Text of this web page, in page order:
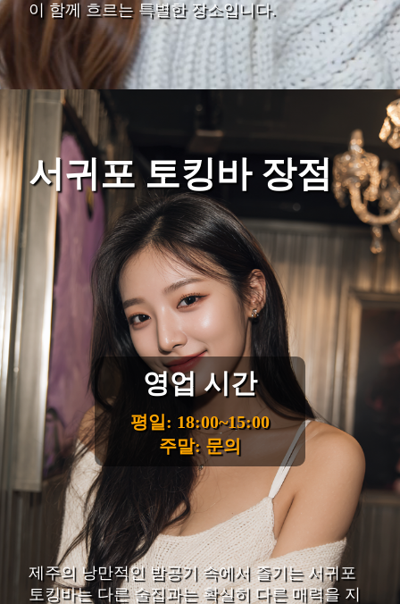
이 함께 흐르는 특별한 장소입니다.
서귀포 토킹바 장점
영업 시간
평일: 18:00~15:00
주말: 문의
제주의 낭만적인 밤공기 속에서 즐기는 서귀포
토킹바는 다른 술집과는 확실히 다른 매력을 지